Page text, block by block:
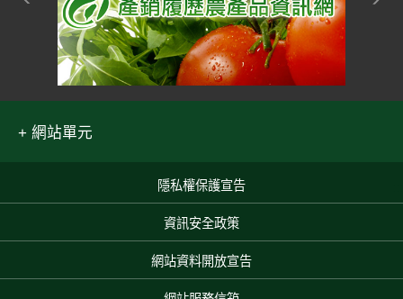
網站單元
隱私權保護宣告
資訊安全政策
網站資料開放宣告